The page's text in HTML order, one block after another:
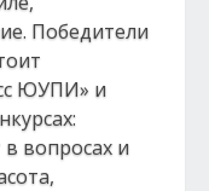
Победители
ЮУПИ» и
в вопросах и